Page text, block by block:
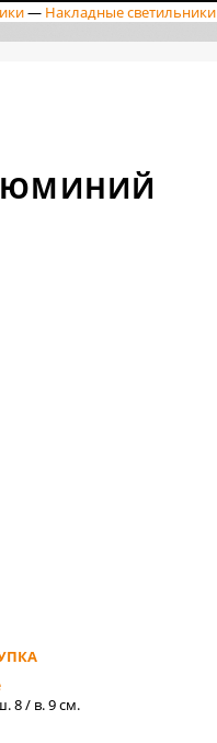
— Накладные светильники
8 / в. 9 см.